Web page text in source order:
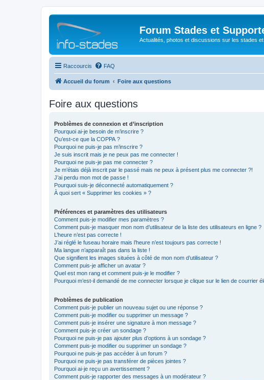
Forum Stades et
Actualités, photos et discussions sur les stades
Raccourcis FAQ
Accueil du forum Foire aux questions
Foire aux questions
Problèmes de connexion et d’inscription
Pourquoi ai-je besoin de m’inscrire ?
Qu’est-ce que la COPPA ?
Pourquoi ne puis-je pas m’inscrire ?
Je suis inscrit mais je ne peux pas me connecter !
Pourquoi ne puis-je pas me connecter ?
Je m’étais déjà inscrit par le passé mais ne peux à présent plus me connecter ?!
J’ai perdu mon mot de passe !
Pourquoi suis-je déconnecté automatiquement ?
À quoi sert « Supprimer les cookies » ?
Préférences et paramètres des utilisateurs
Comment puis-je modifier mes paramètres ?
Comment puis-je masquer mon nom d’utilisateur de la liste des utilisateurs en ligne ?
L’heure n’est pas correcte !
J’ai réglé le fuseau horaire mais l’heure n’est toujours pas correcte !
Ma langue n’apparaît pas dans la liste !
Que signifient les images situées à côté de mon nom d’utilisateur ?
Comment puis-je afficher un avatar ?
Quel est mon rang et comment puis-je le modifier ?
Pourquoi m’est-il demandé de me connecter lorsque je clique sur le lien de courrier
Problèmes de publication
Comment puis-je publier un nouveau sujet ou une réponse ?
Comment puis-je modifier ou supprimer un message ?
Comment puis-je insérer une signature à mon message ?
Comment puis-je créer un sondage ?
Pourquoi ne puis-je pas ajouter plus d’options à un sondage ?
Comment puis-je modifier ou supprimer un sondage ?
Pourquoi ne puis-je pas accéder à un forum ?
Pourquoi ne puis-je pas transférer de pièces jointes ?
Pourquoi ai-je reçu un avertissement ?
Comment puis-je rapporter des messages à un modérateur ?